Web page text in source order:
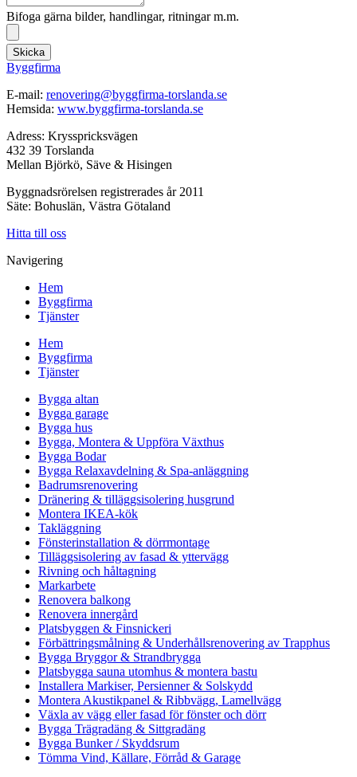
Bifoga gärna bilder, handlingar, ritningar m.m.
Skicka
Byggfirma
E-mail: renovering@byggfirma-torslanda.se
Hemsida: www.byggfirma-torslanda.se
Adress: Krysspricksvägen
432 39 Torslanda
Mellan Björkö, Säve & Hisingen
Byggnadsrörelsen registrerades år 2011
Säte: Bohuslän, Västra Götaland
Hitta till oss
Navigering
Hem
Byggfirma
Tjänster
Hem
Byggfirma
Tjänster
Bygga altan
Bygga garage
Bygga hus
Bygga, Montera & Uppföra Växthus
Bygga Bodar
Bygga Relaxavdelning & Spa-anläggning
Badrumsrenovering
Dränering & tilläggsisolering husgrund
Montera IKEA-kök
Takläggning
Fönsterinstallation & dörrmontage
Tilläggsisolering av fasad & yttervägg
Rivning och håltagning
Markarbete
Renovera balkong
Renovera innergård
Platsbyggen & Finsnickeri
Förbättringsmålning & Underhållsrenovering av Trapphus
Bygga Bryggor & Strandbrygga
Platsbygga sauna utomhus & montera bastu
Installera Markiser, Persienner & Solskydd
Montera Akustikpanel & Ribbvägg, Lamellvägg
Växla av vägg eller fasad för fönster och dörr
Bygga Trägradäng & Sittgradäng
Bygga Bunker / Skyddsrum
Tömma Vind, Källare, Förråd & Garage